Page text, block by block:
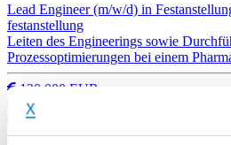
Lead Engineer (m/w/d) in
festanstellung
Leiten des Engineerings sowie
Prozessoptimierungen bei einem
120.000 EUR
Pharmazeutische Produkte &
ab 01.09.2026
Produktion & Technik